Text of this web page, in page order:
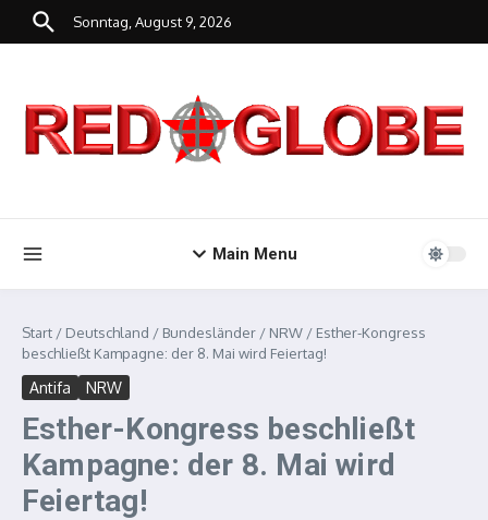
Zum Inhalt springen
Sonntag, August 9, 2026
Main Menu
Start / Deutschland / Bundesländer / NRW / Esther-Kongress
beschließt Kampagne: der 8. Mai wird Feiertag!
Antifa NRW
Esther-Kongress beschließt
Kampagne: der 8. Mai wird
Feiertag!